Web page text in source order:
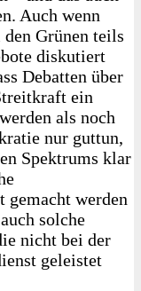
Auch wenn
Grünen teils
diskutiert
Debatten über
ein
als noch
nur guttun,
Spektrums klar
gemacht werden
solche
nicht bei der
geleistet